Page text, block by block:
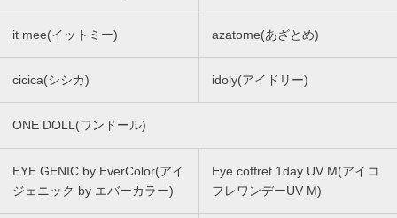
it mee(イットミー) azatome(あざとめ)
cicica(シシカ) idoly(アイドリー)
ONE DOLL(ワンドール)
EYE GENIC by EverColor(アイ
ジェニック by エバーカラー)
Eye coffret 1day UV M(アイコ
フレワンデーUV M)